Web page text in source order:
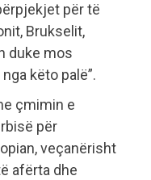
për të
Brukselit,
duke mos
këto palë”.
çmimin e
për
veçanërisht
afërta dhe